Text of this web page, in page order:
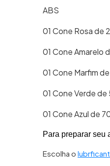
ABS
01 Cone Rosa de
01 Cone Amarelo
01 Cone Marfim
01 Cone Verde de
01 Cone Azul de
Para preparar seu
Escolha o